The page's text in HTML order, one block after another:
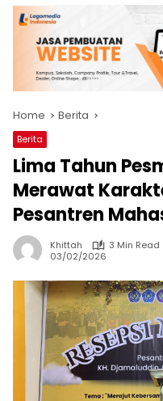
Home Berita
Berita
Lima Tahun
Merawat
Pesantren
Khittah
3 Min Read
03/02/2026